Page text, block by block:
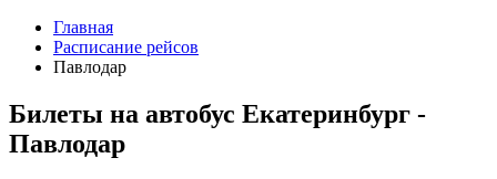
Главная
Расписание рейсов
Павлодар
Билеты на автобус Екатеринбург -
Павлодар